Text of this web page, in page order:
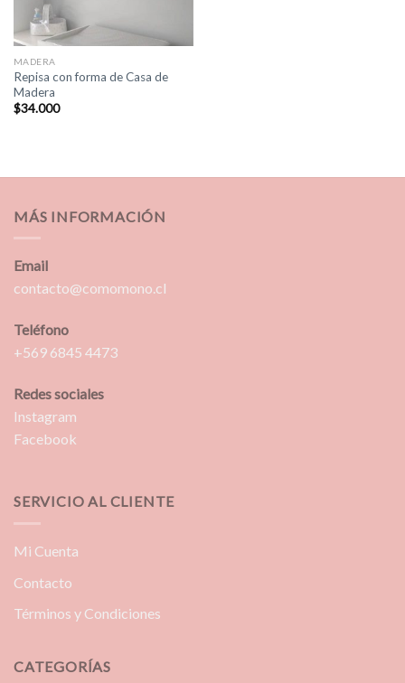
MADERA
Repisa con forma de Casa de
Madera
$34.000
MÁS INFORMACIÓN
Email
contacto@comomono.cl
Teléfono
+569 6845 4473
Redes sociales
Instagram
Facebook
SERVICIO AL CLIENTE
Mi Cuenta
Contacto
Términos y Condiciones
CATEGORÍAS